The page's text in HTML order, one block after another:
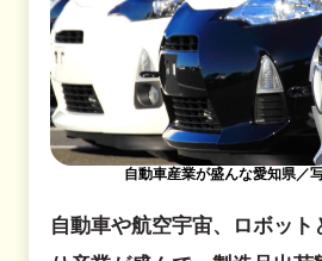
自動車や航空宇宙、ロボット
自動車産業が盛んな愛知県／